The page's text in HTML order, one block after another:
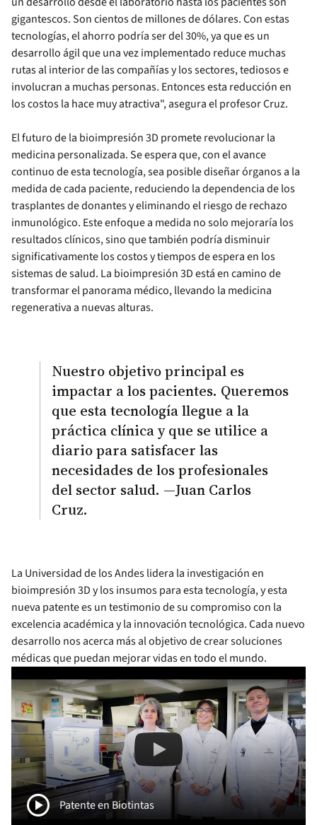
gigantescos. Son cientos de millones de dólares. Con estas
tecnologías, el ahorro podría ser del 30%, ya que es un
desarrollo ágil que una vez implementado reduce muchas
rutas al interior de las compañías y los sectores, tediosos e
involucran a muchas personas. Entonces esta reducción en
los costos la hace muy atractiva", asegura el profesor Cruz.
El futuro de la bioimpresión 3D promete revolucionar la
medicina personalizada. Se espera que, con el avance
continuo de esta tecnología, sea posible diseñar órganos a la
medida de cada paciente, reduciendo la dependencia de los
trasplantes de donantes y eliminando el riesgo de rechazo
inmunológico. Este enfoque a medida no solo mejoraría los
resultados clínicos, sino que también podría disminuir
significativamente los costos y tiempos de espera en los
sistemas de salud. La bioimpresión 3D está en camino de
transformar el panorama médico, llevando la medicina
regenerativa a nuevas alturas.
Nuestro objetivo principal es
impactar a los pacientes. Queremos
que esta tecnología llegue a la
práctica clínica y que se utilice a
diario para satisfacer las
necesidades de los profesionales
del sector salud. —Juan Carlos
Cruz.
La Universidad de los Andes lidera la investigación en
bioimpresión 3D y los insumos para esta tecnología, y esta
nueva patente es un testimonio de su compromiso con la
excelencia académica y la innovación tecnológica. Cada nuevo
desarrollo nos acerca más al objetivo de crear soluciones
médicas que puedan mejorar vidas en todo el mundo.
Uniandes Obtiene
play_circle Patente en Biotintas